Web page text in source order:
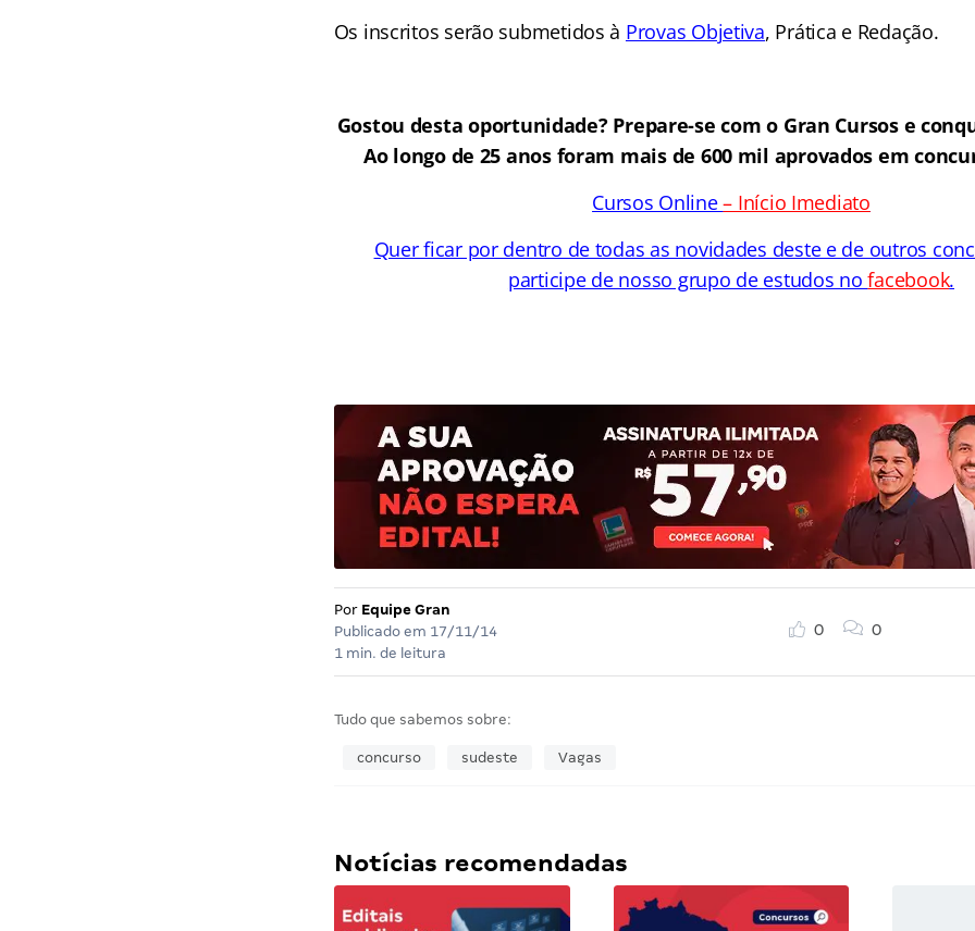
Os inscritos serão submetidos à Provas Objetiva, Prática e Redação.
Gostou desta oportunidade? Prepare-se com o Gran Cursos e
Ao longo de 25 anos foram mais de 600 mil aprovados em
Cursos Online– Início Imediato
Quer ficar por dentro de todas as novidades deste e de outros
participe de nosso grupo de estudos nofacebook.
Por Equipe Gran
Publicado em 17/11/14
1 min. de leitura
0 0
Tudo que sabemos sobre:
concurso sudeste Vagas
Notícias recomendadas